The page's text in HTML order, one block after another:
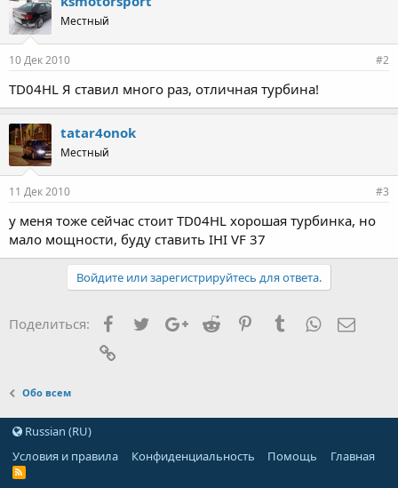
Местный
10 Дек 2010 #2
TD04HL Я ставил много раз, отличная турбина!
tatar4onok
Местный
11 Дек 2010 #3
у меня тоже сейчас стоит TD04HL хорошая турбинка, но
мало мощности, буду ставить IHI VF 37
Войдите или зарегистрируйтесь для ответа.
Поделиться: FacebookTwitterGoogle+
Reddit PinterestTumblrWhatsApp
Обо всем
Russian (RU)
Условия и правила
Конфиденциальность Помощь Главная